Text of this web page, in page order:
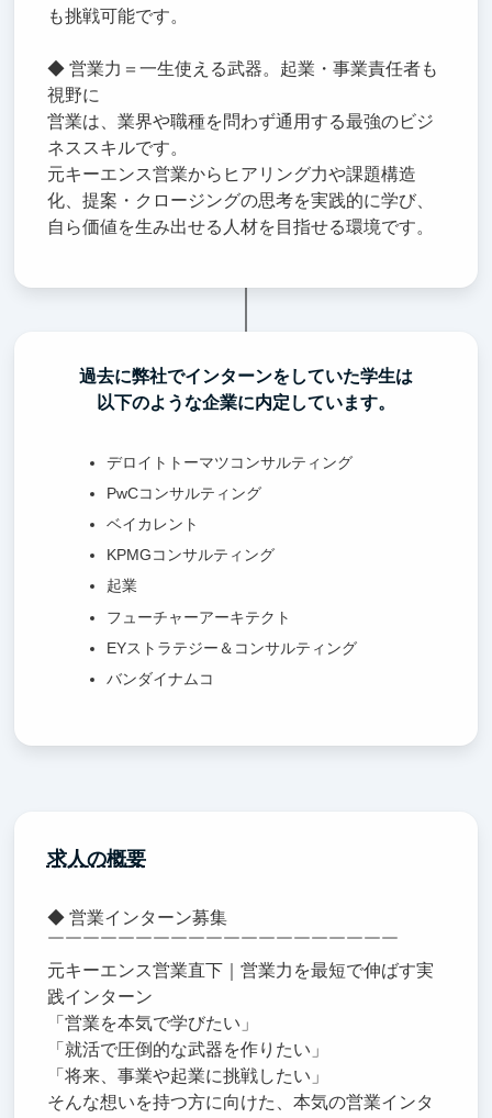
も挑戦可能です。
◆ 営業力＝一生使える武器。起業・事業責任者も
視野に
営業は、業界や職種を問わず通用する最強のビジ
ネススキルです。
元キーエンス営業からヒアリング力や課題構造
化、提案・クロージングの思考を実践的に学び、
自ら価値を生み出せる人材を目指せる環境です。
過去に弊社でインターンをしていた学生は
以下のような企業に内定しています。
デロイトトーマツコンサルティング
PwCコンサルティング
ベイカレント
KPMGコンサルティング
起業
フューチャーアーキテクト
EYストラテジー＆コンサルティング
バンダイナムコ
求人の概要
◆ 営業インターン募集
￣￣￣￣￣￣￣￣￣￣￣￣￣￣￣￣￣￣￣￣
元キーエンス営業直下｜営業力を最短で伸ばす実
践インターン
「営業を本気で学びたい」
「就活で圧倒的な武器を作りたい」
「将来、事業や起業に挑戦したい」
そんな想いを持つ方に向けた、本気の営業インタ